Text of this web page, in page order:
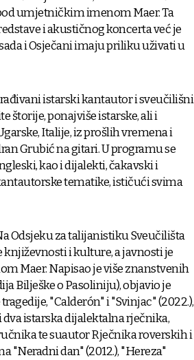
umjetničkim imenom Maer. Ta
i akustičnog koncerta već je
i Osječani imaju priliku uživati u
istarski kantautor i sveučilišni
štorije, ponajviše istarske, ali i
Italije, iz prošlih vremena i
Grubić na gitari. U programu se
kao i dijalekti, čakavski i
tematike, ističući svima
Odsjeku za talijanistiku Sveučilišta
književnosti i kulture, a javnosti je
Maer. Napisao je više znanstvenih
Bilješke o Pasoliniju), objavio je
"Calderón" i "Svinjac" (2022.),
istarska dijalektalna rječnika,
te suautor Rječnika roverskih i
"Neradni dan" (2012.), "Hereza"